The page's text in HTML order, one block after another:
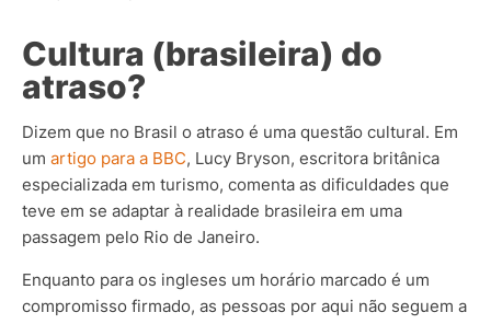
Cultura (brasileira) do
atraso?
Dizem que no Brasil o atraso é uma questão cultural. Em
um artigo para a BBC, Lucy Bryson, escritora britânica
especializada em turismo, comenta as dificuldades que
teve em se adaptar à realidade brasileira em uma
passagem pelo Rio de Janeiro.
Enquanto para os ingleses um horário marcado é um
compromisso firmado, as pessoas por aqui não seguem a